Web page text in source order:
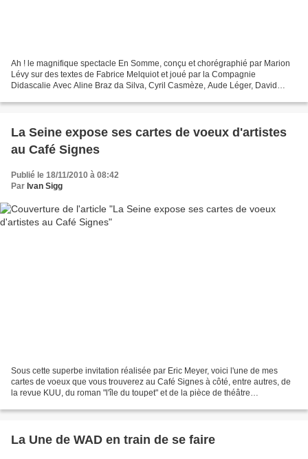
Ah ! le magnifique spectacle En Somme, conçu et chorégraphié par Marion
Lévy sur des textes de Fabrice Melquiot et joué par la Compagnie
Didascalie Avec Aline Braz da Silva, Cyril Casmèze, Aude Léger, David
La Seine expose ses cartes de voeux d'artistes
au Café Signes
Publié le 18/11/2010 à 08:42
Par Ivan Sigg
Sous cette superbe invitation réalisée par Eric Meyer, voici l'une de mes
cartes de voeux que vous trouverez au Café Signes à côté, entre autres, de
la revue KUU, du roman "l'île du toupet" et de la pièce de théâtre
La Une de WAD en train de se faire